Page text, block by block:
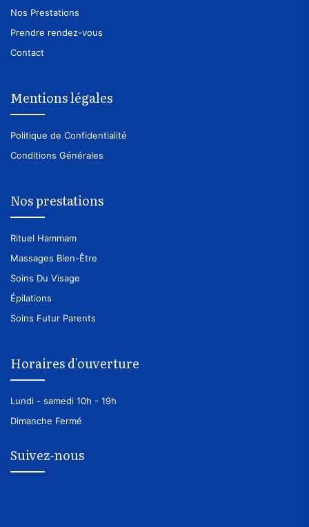
Nos Prestations
Prendre rendez-vous
Contact
Mentions légales
Politique de Confidentialité
Conditions Générales
Nos prestations
Rituel Hammam
Massages Bien-Être
Soins Du Visage
Épilations
Soins Futur Parents
Horaires d'ouverture
Lundi - samedi 10h - 19h
Dimanche Fermé
Suivez-nous